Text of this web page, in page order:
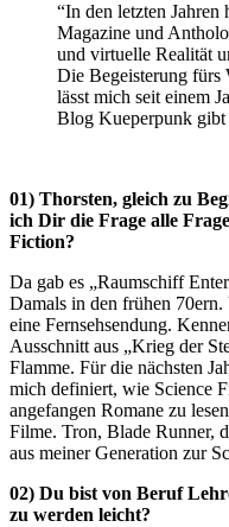
“In den letzten
Magazine und
und virtuelle Realität
Die Begeisterung fürs
lässt mich seit einem
Blog Kueperpunk gibt
01) Thorsten, gleich zu
ich Dir die Frage alle
Fiction?
Da gab es „Raumschiff
Damals in den frühen
eine Fernsehsendung.
Ausschnitt aus „Krieg der
Flamme. Für die nächsten
mich definiert, wie Science
angefangen Romane zu
Filme. Tron, Blade Runner,
aus meiner Generation zur
02) Du bist von Beruf
zu werden leicht?